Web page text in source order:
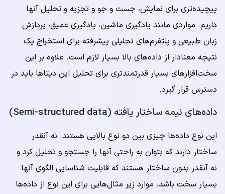
پیچیده‌تری برای نمایش، جست و جو و تجزیه و تحلیل آنها
داریم. مواردی مانند یادگیری ماشین، یادگیری عمیق، پردازش
زبان طبیعی و پلتفرم‌های تحلیلی پیشرفته برای استخراج یک
نتیجه معنادار از داده‌های بالا بسیار لازم است. علاوه بر این
سخت‌افزارهای بسیار قدرتمندتری برای تحلیل این دیتاها باید در
دسترس قرار گیرد.
داده‌های نیمه ساختار یافته (Semi-structured data
)
این نوع داده‌ها چیزی بین دو نوع بالایی هستند. نه آنقدر
ساختار دارند که بتوان به راحتی آنها را جستجو و تحلیل کرد و
نه آنقدر بدون ساختار هستند که قابلیت شناسایی الگوی آنها
بسیار سخت باشد. موارد زیر مثال‌هایی برای این نوع از داده‌ها